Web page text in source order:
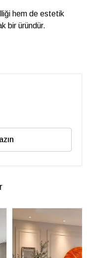
hem de estetik
bir üründür.